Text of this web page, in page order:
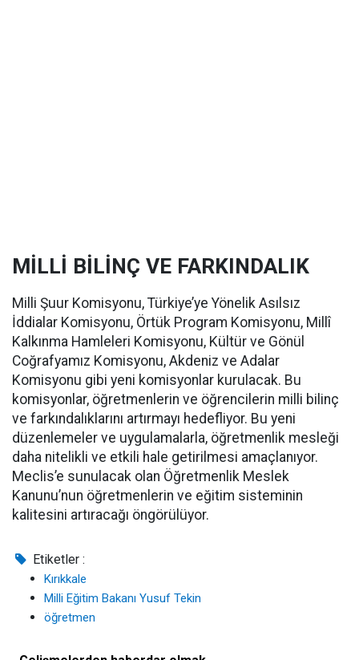
MİLLİ BİLİNÇ VE FARKINDALIK
Milli Şuur Komisyonu, Türkiye’ye Yönelik Asılsız
İddialar Komisyonu, Örtük Program Komisyonu, Millî
Kalkınma Hamleleri Komisyonu, Kültür ve Gönül
Coğrafyamız Komisyonu, Akdeniz ve Adalar
Komisyonu gibi yeni komisyonlar kurulacak. Bu
komisyonlar, öğretmenlerin ve öğrencilerin milli bilinç
ve farkındalıklarını artırmayı hedefliyor. Bu yeni
düzenlemeler ve uygulamalarla, öğretmenlik mesleği
daha nitelikli ve etkili hale getirilmesi amaçlanıyor.
Meclis’e sunulacak olan Öğretmenlik Meslek
Kanunu’nun öğretmenlerin ve eğitim sisteminin
kalitesini artıracağı öngörülüyor.
Etiketler :
Kırıkkale
Milli Eğitim Bakanı Yusuf Tekin
öğretmen